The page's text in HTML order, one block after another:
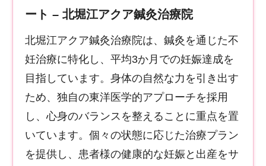
ート – 北堀江アクア鍼灸治療院
北堀江アクア鍼灸治療院は、鍼灸を通じた不
妊治療に特化し、平均3か月での妊娠達成を
目指しています。身体の自然な力を引き出す
ため、独自の東洋医学的アプローチを採用
し、心身のバランスを整えることに重点を置
いています。個々の状態に応じた治療プラン
を提供し、患者様の健康的な妊娠と出産をサ